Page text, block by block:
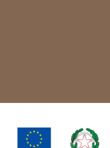
Emilia-Romagna
Cammini Emilia-
von Cammini Emilia-
von Cammini